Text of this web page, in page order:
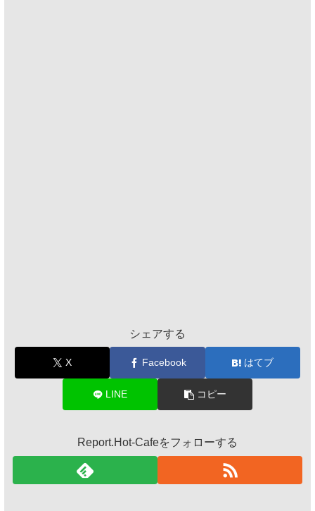
シェアする
X Facebook はてブ
LINE コピー
Report.Hot-Cafeをフォローする